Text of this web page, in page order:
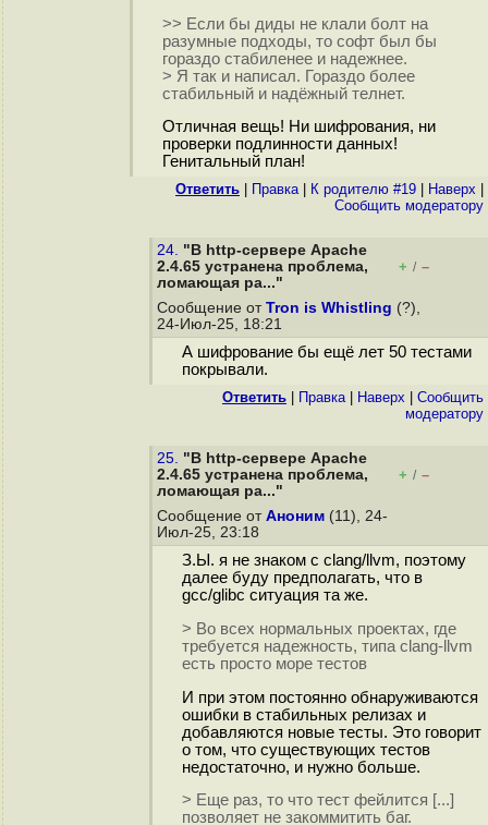
>> Если бы диды не клали болт на
разумные подходы, то софт был бы
гораздо стабиленее и надежнее.
> Я так и написал. Гораздо более
стабильный и надёжный телнет.
Отличная вещь! Ни шифрования, ни
проверки подлинности данных!
Генитальный план!
Ответить Правка| К родителю #19 Наверх
Cообщить модератору
24. "В http-сервере Apache
2.4.65 устранена проблема,
ломающая ра..."
+ / –
Сообщение от Tron is Whistling (?),
24-Июл-25, 18:21
А шифрование бы ещё лет 50 тестами
покрывали.
Ответить Правка| Наверх
Cообщить
модератору
25. "В http-сервере Apache
2.4.65 устранена проблема,
ломающая ра..."
+ / –
Сообщение от Аноним (11), 24-
Июл-25, 23:18
З.Ы. я не знаком с clang/llvm, поэтому
далее буду предполагать, что в
gcc/glibc ситуация та же.
> Во всех нормальных проектах, где
требуется надежность, типа clang-llvm
есть просто море тестов
И при этом постоянно обнаруживаются
ошибки в стабильных релизах и
добавляются новые тесты. Это говорит
о том, что существующих тестов
недостаточно, и нужно больше.
> Еще раз, то что тест фейлится [...]
позволяет не закоммитить баг.